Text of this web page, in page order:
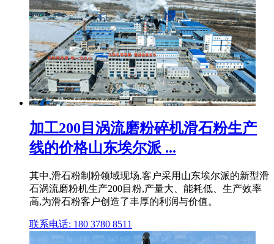
加工200目涡流磨粉碎机滑石粉生产
线的价格山东埃尔派 ...
其中,滑石粉制粉领域现场,客户采用山东埃尔派的新型滑
石涡流磨粉机生产200目粉,产量大、能耗低、生产效率
高,为滑石粉客户创造了丰厚的利润与价值。
联系电话: 180 3780 8511